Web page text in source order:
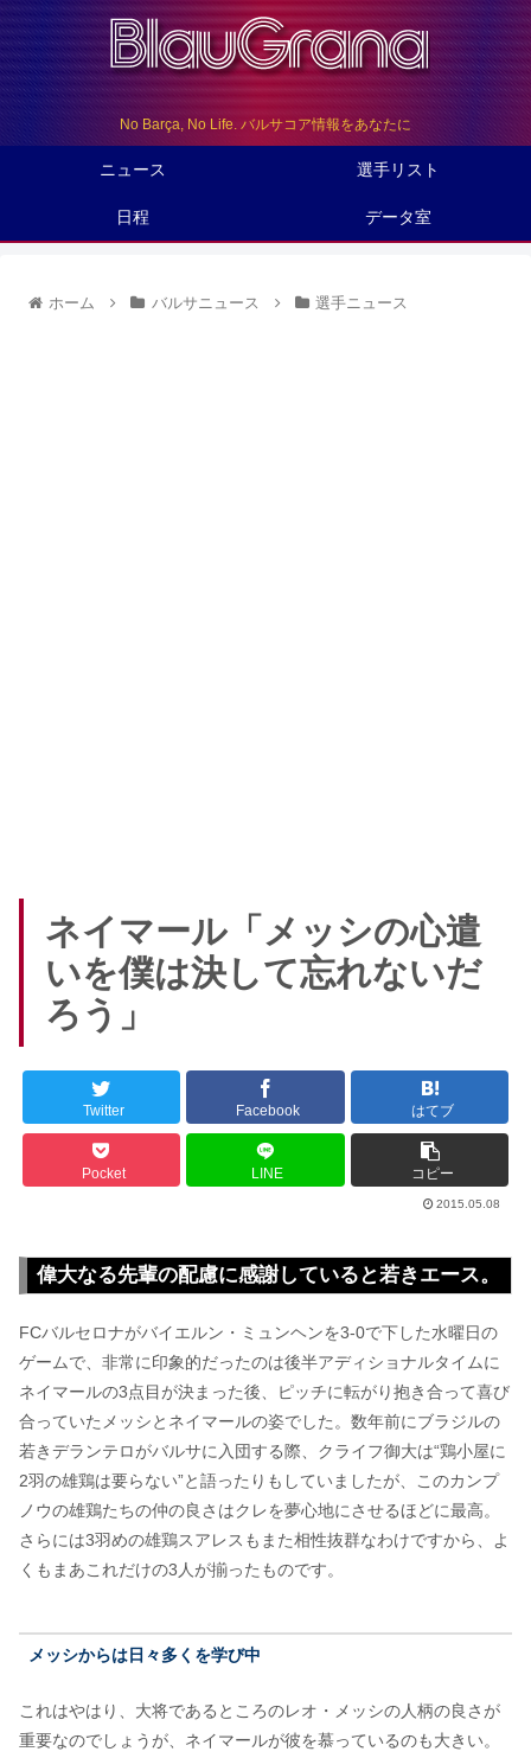
No Barça, No Life. バルサコア情報をあなたに
ニュース 選手リスト
日程 データ室
ホーム バルサニュース 選手ニュース
ネイマール「メッシの心遣
いを僕は決して忘れないだ
ろう」
Twitter Facebook はてブ
Pocket LINE コピー
2015.05.08
偉大なる先輩の配慮に感謝していると若きエース。
FCバルセロナがバイエルン・ミュンヘンを3-0で下した水曜日の
ゲームで、非常に印象的だったのは後半アディショナルタイムに
ネイマールの3点目が決まった後、ピッチに転がり抱き合って喜び
合っていたメッシとネイマールの姿でした。数年前にブラジルの
若きデランテロがバルサに入団する際、クライフ御大は“鶏小屋に
2羽の雄鶏は要らない”と語ったりもしていましたが、このカンプ
ノウの雄鶏たちの仲の良さはクレを夢心地にさせるほどに最高。
さらには3羽めの雄鶏スアレスもまた相性抜群なわけですから、よ
くもまあこれだけの3人が揃ったものです。
メッシからは日々多くを学び中
これはやはり、大将であるところのレオ・メッシの人柄の良さが
重要なのでしょうが、ネイマールが彼を慕っているのも大きい。